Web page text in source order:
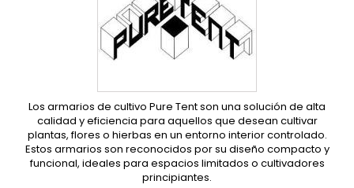
Los armarios de cultivo Pure Tent son una solución de alta
calidad y eficiencia para aquellos que desean cultivar
plantas, flores o hierbas en un entorno interior controlado.
Estos armarios son reconocidos por su diseño compacto y
funcional, ideales para espacios limitados o cultivadores
principiantes.